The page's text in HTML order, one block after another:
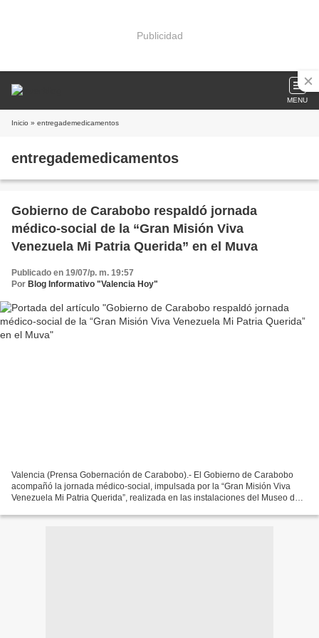
Publicidad
MENU
Inicio » entregademedicamentos
entregademedicamentos
Gobierno de Carabobo respaldó jornada
médico-social de la “Gran Misión Viva
Venezuela Mi Patria Querida” en el Muva
Publicado en 19/07/p. m. 19:57
Por Blog Informativo "Valencia Hoy"
Valencia (Prensa Gobernación de Carabobo).- El Gobierno de Carabobo
acompañó la jornada médico-social, impulsada por la “Gran Misión Viva
Venezuela Mi Patria Querida”, realizada en las instalaciones del Museo de